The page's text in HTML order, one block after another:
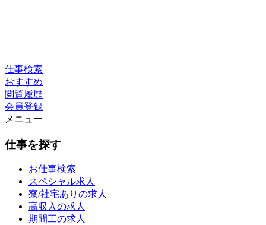
仕事検索
おすすめ
閲覧履歴
会員登録
メニュー
仕事を探す
お仕事検索
スペシャル求人
寮/社宅ありの求人
高収入の求人
期間工の求人